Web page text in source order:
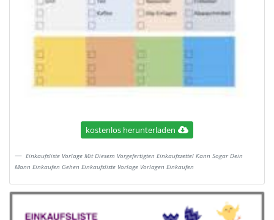
kostenlos herunterladen
Einkaufsliste Vorlage Mit Diesem Vorgefertigten Einkaufszettel Kann Sogar Dein
Mann Einkaufen Gehen Einkaufsliste Vorlage Vorlagen Einkaufen